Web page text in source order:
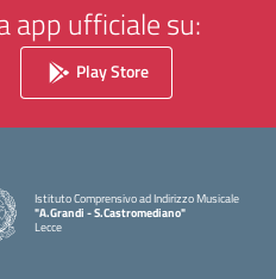
app ufficiale su:
Play Store
Istituto Comprensivo ad Indirizzo Musicale
"A.Grandi - S.Castromediano"
Lecce